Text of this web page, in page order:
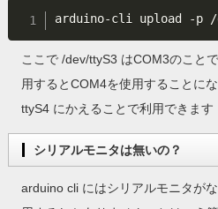
arduino-cli upload -p /
ここで /dev/ttyS3 はCOM3のこと
用するとCOM4を使用することに
ttyS4 にかえることで利用できます
シリアルモニタは無いの？
arduino cli にはシリアルモニタが